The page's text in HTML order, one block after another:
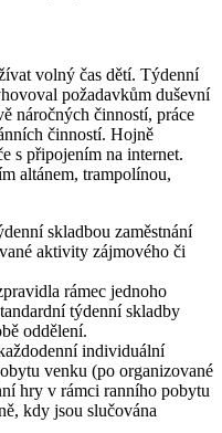
volný čas dětí. Týdenní
požadavkům duševní
náročných činností, práce
činností. Hojně
s připojením na internet.
altánem, trampolínou,
skladbou zaměstnání
aktivity zájmového či
rámec jednoho
týdenní skladby
oddělení.
individuální
venku (po organizované
hry v rámci ranního pobytu
kdy jsou slučována